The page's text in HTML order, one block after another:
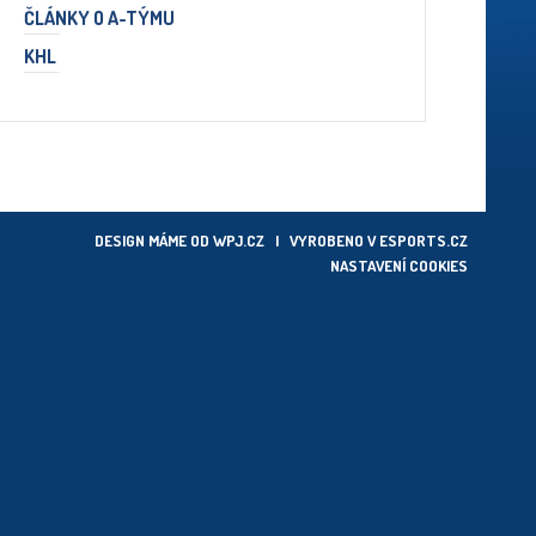
ČLÁNKY O A-TÝMU
KHL
DESIGN MÁME OD WPJ.CZ | VYROBENO VESPORTS.CZ
NASTAVENÍ COOKIES